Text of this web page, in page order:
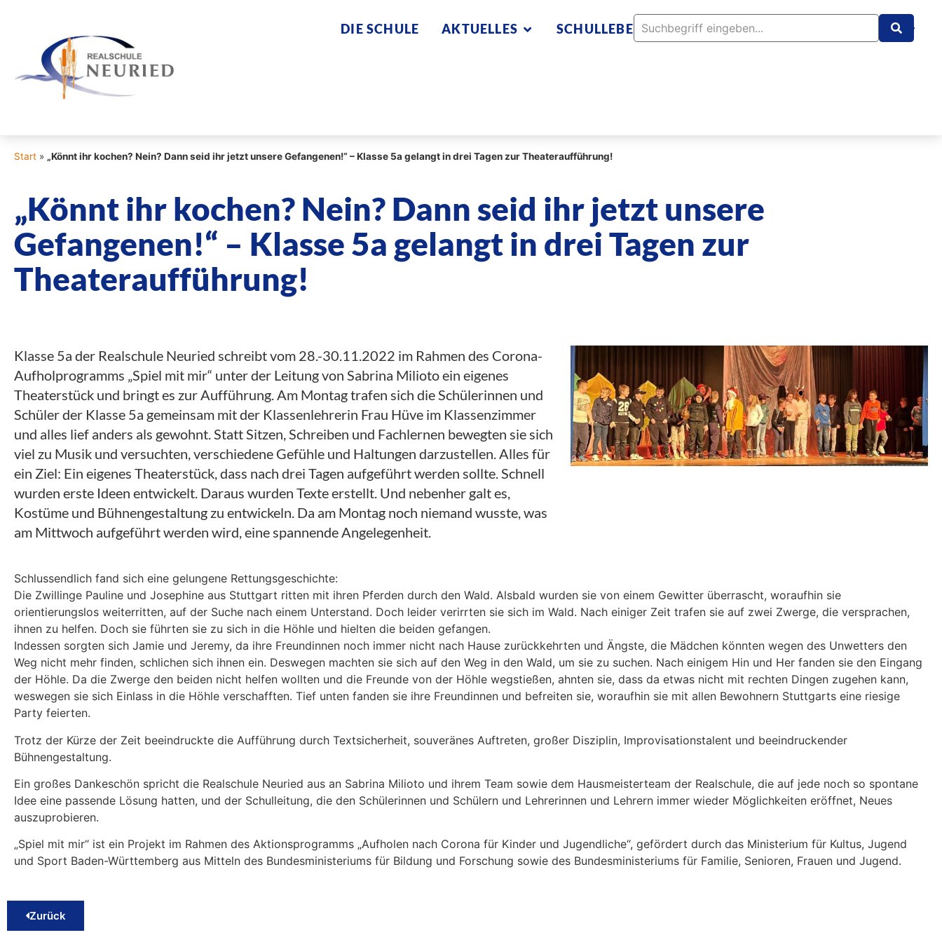
DIE SCHULE AKTUELLES SCHULLEBEN TEAM INFO KONTAKT
Start » „Könnt ihr kochen? Nein? Dann seid ihr jetzt unsere Gefangenen!“ – Klasse 5a gelangt in drei Tagen zur Theateraufführung!
„Könnt ihr kochen? Nein? Dann seid ihr jetzt unsere
Gefangenen!“ – Klasse 5a gelangt in drei Tagen zur
Theateraufführung!
Klasse 5a der Realschule Neuried schreibt vom 28.-30.11.2022 im Rahmen des Corona-
Aufholprogramms „Spiel mit mir“ unter der Leitung von Sabrina Milioto ein eigenes
Theaterstück und bringt es zur Aufführung. Am Montag trafen sich die Schülerinnen und
Schüler der Klasse 5a gemeinsam mit der Klassenlehrerin Frau Hüve im Klassenzimmer
und alles lief anders als gewohnt. Statt Sitzen, Schreiben und Fachlernen bewegten sie sich
viel zu Musik und versuchten, verschiedene Gefühle und Haltungen darzustellen. Alles für
ein Ziel: Ein eigenes Theaterstück, dass nach drei Tagen aufgeführt werden sollte. Schnell
wurden erste Ideen entwickelt. Daraus wurden Texte erstellt. Und nebenher galt es,
Kostüme und Bühnengestaltung zu entwickeln. Da am Montag noch niemand wusste, was
am Mittwoch aufgeführt werden wird, eine spannende Angelegenheit.
Schlussendlich fand sich eine gelungene Rettungsgeschichte:
Die Zwillinge Pauline und Josephine aus Stuttgart ritten mit ihren Pferden durch den Wald. Alsbald wurden sie von einem Gewitter überrascht, woraufhin sie
orientierungslos weiterritten, auf der Suche nach einem Unterstand. Doch leider verirrten sie sich im Wald. Nach einiger Zeit trafen sie auf zwei Zwerge, die versprachen,
ihnen zu helfen. Doch sie führten sie zu sich in die Höhle und hielten die beiden gefangen.
Indessen sorgten sich Jamie und Jeremy, da ihre Freundinnen noch immer nicht nach Hause zurückkehrten und Ängste, die Mädchen könnten wegen des Unwetters den
Weg nicht mehr finden, schlichen sich ihnen ein. Deswegen machten sie sich auf den Weg in den Wald, um sie zu suchen. Nach einigem Hin und Her fanden sie den Eingang
der Höhle. Da die Zwerge den beiden nicht helfen wollten und die Freunde von der Höhle wegstießen, ahnten sie, dass da etwas nicht mit rechten Dingen zugehen kann,
weswegen sie sich Einlass in die Höhle verschafften. Tief unten fanden sie ihre Freundinnen und befreiten sie, woraufhin sie mit allen Bewohnern Stuttgarts eine riesige
Party feierten.
Trotz der Kürze der Zeit beeindruckte die Aufführung durch Textsicherheit, souveränes Auftreten, großer Disziplin, Improvisationstalent und beeindruckender
Bühnengestaltung.
Ein großes Dankeschön spricht die Realschule Neuried aus an Sabrina Milioto und ihrem Team sowie dem Hausmeisterteam der Realschule, die auf jede noch so spontane
Idee eine passende Lösung hatten, und der Schulleitung, die den Schülerinnen und Schülern und Lehrerinnen und Lehrern immer wieder Möglichkeiten eröffnet, Neues
auszuprobieren.
„Spiel mit mir“ ist ein Projekt im Rahmen des Aktionsprogramms „Aufholen nach Corona für Kinder und Jugendliche“, gefördert durch das Ministerium für Kultus, Jugend
und Sport Baden-Württemberg aus Mitteln des Bundesministeriums für Bildung und Forschung sowie des Bundesministeriums für Familie, Senioren, Frauen und Jugend.
Zurück